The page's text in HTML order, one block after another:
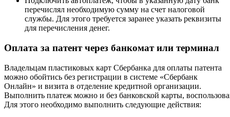
перечислял необходимую сумму на счет налоговой
службы. Для этого требуется заранее указать реквизиты
для перечисления денег.
Оплата за патент через банкомат или терминал
Владельцам пластиковых карт Сбербанка для оплаты патента
можно обойтись без регистрации в системе «Сбербанк
Онлайн» и визита в отделение кредитной организации.
Выполнить платеж можно и без банковской карты,
Для этого необходимо выполнить следующие действия: